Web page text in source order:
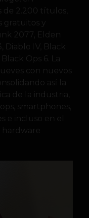
2.200 títulos,
gratuitos y
2077, Elden
Diablo IV, Black
Ops 6. La
con nuevos
así la
de la industria,
smartphones,
e incluso en el
hardware